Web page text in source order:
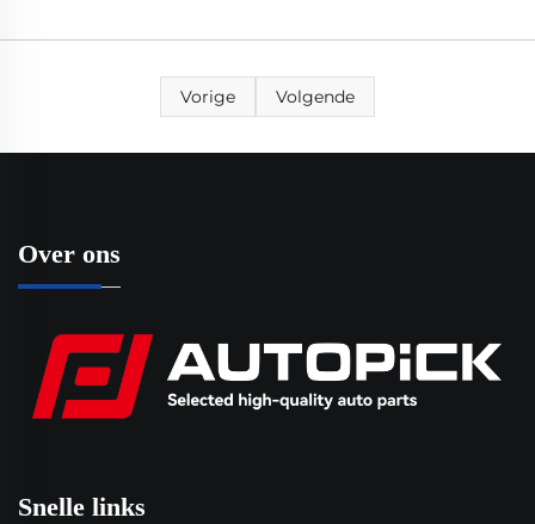
Vorige Volgende
Over ons
Snelle links